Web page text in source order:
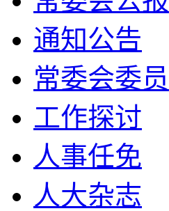
通知公告
常委会委员
工作探讨
人事任免
人大杂志